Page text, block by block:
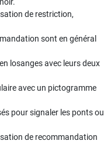
de restriction,
sont en général
losanges avec leurs deux
avec un pictogramme
pour signaler les ponts ou
de recommandation